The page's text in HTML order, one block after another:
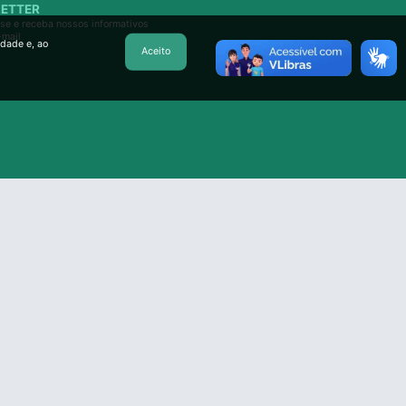
e receba nossos informativos
e, ao
Aceito